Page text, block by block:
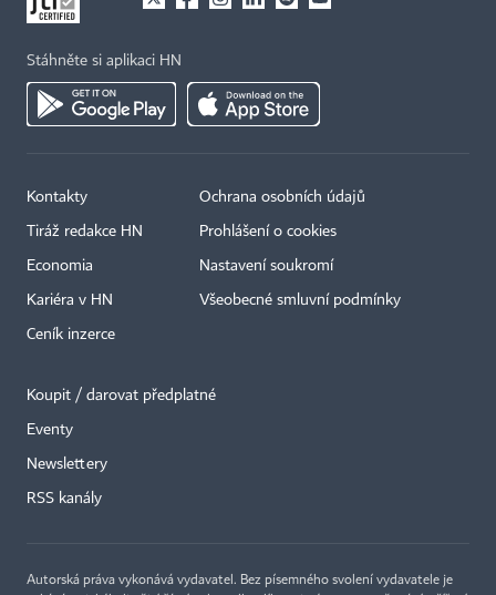
Stáhněte si aplikaci HN
Kontakty
Tiráž redakce HN
Economia
Kariéra v HN
Ceník inzerce
Ochrana osobních údajů
Prohlášení o cookies
Nastavení soukromí
Všeobecné smluvní podmínky
Koupit / darovat předplatné
Eventy
Newslettery
RSS kanály
Autorská práva vykonává vydavatel. Bez písemného svolení vydavatele je